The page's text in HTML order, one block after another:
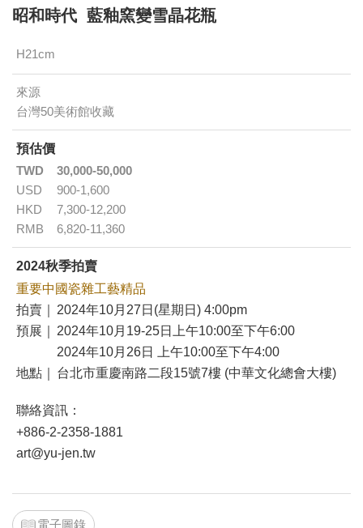
昭和時代 藍釉窯變雪晶花瓶
H21cm
來源
台灣50美術館收藏
預估價
TWD
30,000-50,000
USD
900-1,600
HKD
7,300-12,200
RMB
6,820-11,360
2024秋季拍賣
重要中國瓷雜工藝精品
拍賣｜
2024年10月27日(星期日) 4:00pm
預展｜
2024年10月19-25日上午10:00至下午6:00
2024年10月26日 上午10:00至下午4:00
地點｜
台北市重慶南路二段15號7樓 (中華文化總會大樓)
聯絡資訊：
+886-2-2358-1881
art@yu-jen.tw
電子圖錄